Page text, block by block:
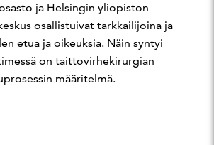
ja Helsingin yliopiston
osallistuivat tarkkailijoina ja
etua ja oikeuksia. Näin syntyi
on taittovirhekirurgian
määritelmä.